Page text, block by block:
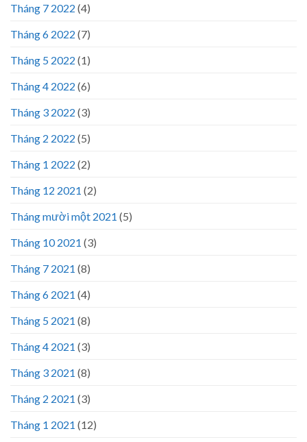
Tháng 7 2022 (4)
Tháng 6 2022 (7)
Tháng 5 2022 (1)
Tháng 4 2022 (6)
Tháng 3 2022 (3)
Tháng 2 2022 (5)
Tháng 1 2022 (2)
Tháng 12 2021 (2)
Tháng mười một 2021 (5)
Tháng 10 2021 (3)
Tháng 7 2021 (8)
Tháng 6 2021 (4)
Tháng 5 2021 (8)
Tháng 4 2021 (3)
Tháng 3 2021 (8)
Tháng 2 2021 (3)
Tháng 1 2021 (12)